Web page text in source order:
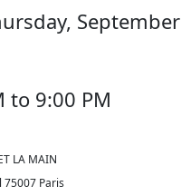
September
to 9:00 PM
LA MAIN
75007 Paris